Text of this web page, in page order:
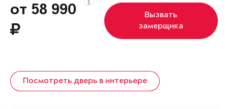
от 58 990
Вызвать
замерщика
Посмотреть дверь в интерьере